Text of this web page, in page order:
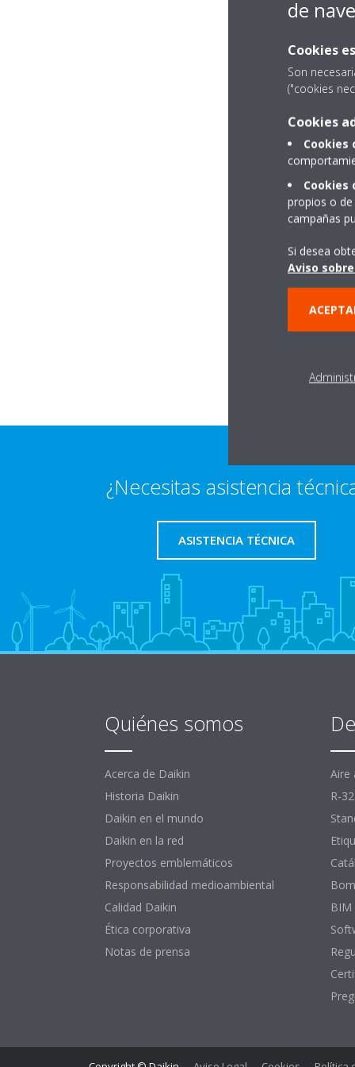
¿Necesitas asistencia
ASISTENCIA TÉCNICA
Quiénes somos
Acerca de Daikin
Historia Daikin
Daikin en el mundo
Daikin en la red
Proyectos emblemáticos
Responsabilidad medioambiental
Calidad Daikin
Ética corporativa
Notas de prensa
Aire
R-32
BIM
de
Cookies
Son
("cookies
Cookies
Cookies
Cookies
propios o
campañas
Si desea
Aviso